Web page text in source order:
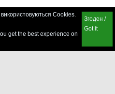
Cookies.
get the best experience on
Згоден /
Got it